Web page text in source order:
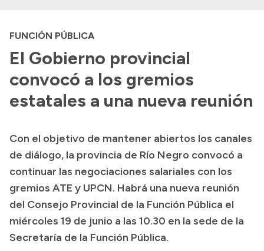
Autoridades, Áreas y Organismos
Delegaciones
Normativa
Presupuesto
Boletín Oficial
Compras y licitaciones
Consulta de expedientes
Consulta de pago a proveedores
Convocatorias
FUNCIÓN PÚBLICA
El Gobierno provincial
convocó a los gremios
estatales a una nueva reunión
Con el objetivo de mantener abiertos los canales
de diálogo, la provincia de Río Negro convocó a
continuar las negociaciones salariales con los
gremios ATE y UPCN. Habrá una nueva reunión
del Consejo Provincial de la Función Pública el
miércoles 19 de junio a las 10.30 en la sede de la
Secretaría de la Función Pública.